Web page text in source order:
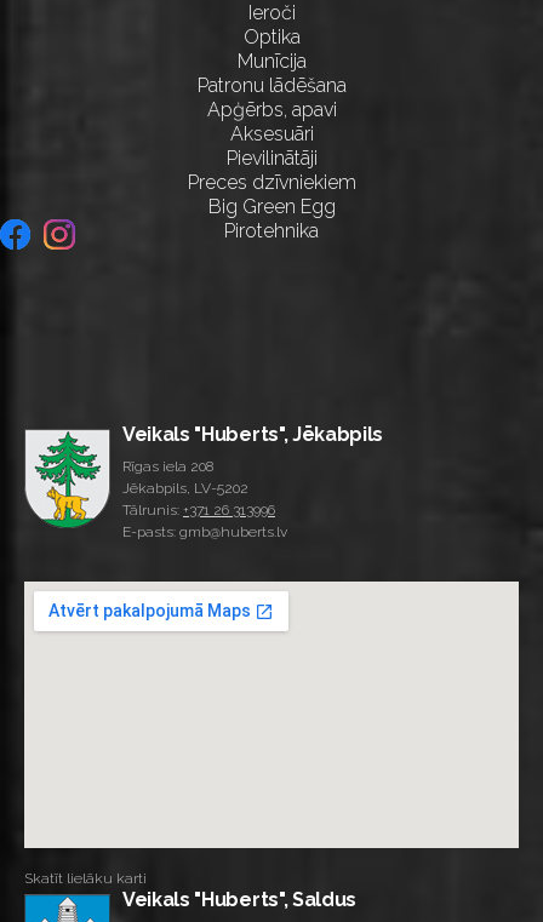
Ieroči
Optika
Munīcija
Patronu lādēšana
Apģērbs, apavi
Aksesuāri
Pievilinātāji
Preces dzīvniekiem
Big Green Egg
Pirotehnika
Veikals "Huberts", Jēkabpils
Rīgas iela 208
Jēkabpils, LV-5202
Tālrunis: +371 26 313996
E-pasts: gmb@huberts.lv
Skatīt lielāku karti
Veikals "Huberts", Saldus